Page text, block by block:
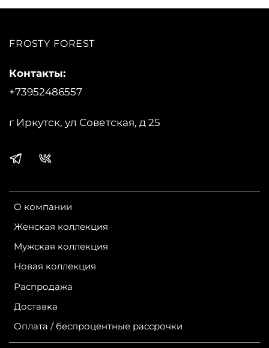
Подкладка: Advance Classic
Бренд:Bask
FROSTY FOREST
О компании
Женская коллекция
Мужская коллекция
Новая коллекция
Распродажа
Доставка
Оплата / беспроцентные рассрочки
Контакты:
+73952486557
г Иркутск, ул Советская, д 25